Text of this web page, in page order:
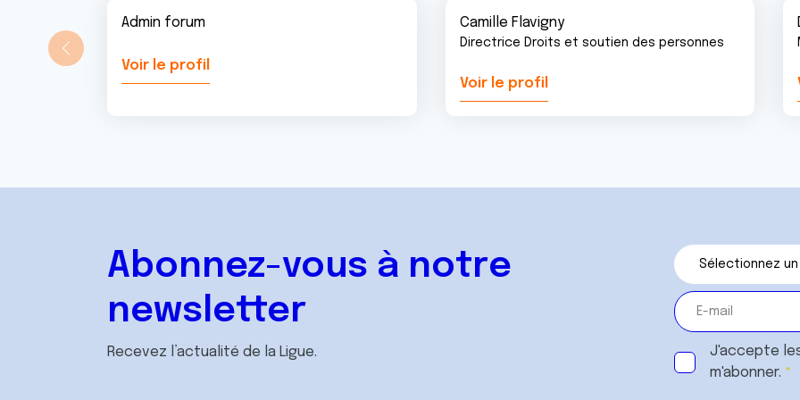
Admin forum
Voir le profil
Camille Flavigny
Directrice Droits et soutien des personnes
Voir le profil
Abonnez-vous à notre
newsletter
Recevez l’actualité de la Ligue.
J'accepte
m'abonner.